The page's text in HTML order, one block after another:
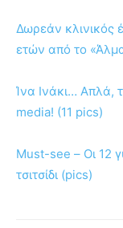
Δωρεάν κλινικός
ετών από το
Ίνα Ινάκι… Απλά,
media! (11 pics)
Must-see – Οι 12
τσιτσίδι (pics)